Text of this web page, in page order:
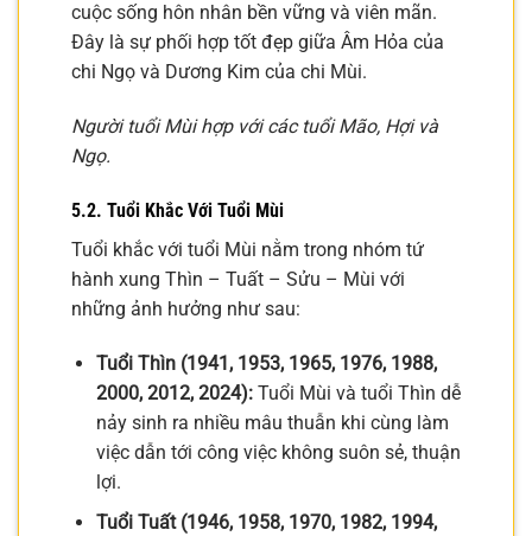
cuộc sống hôn nhân bền vững và viên mãn.
Đây là sự phối hợp tốt đẹp giữa Âm Hỏa của
chi Ngọ và Dương Kim của chi Mùi.
Người tuổi Mùi hợp với các tuổi Mão, Hợi và
Ngọ.
5.2. Tuổi Khắc Với Tuổi Mùi
Tuổi khắc với tuổi Mùi nằm trong nhóm tứ
hành xung Thìn – Tuất – Sửu – Mùi với
những ảnh hưởng như sau:
Tuổi Thìn (1941, 1953, 1965, 1976, 1988,
2000, 2012, 2024):Tuổi Mùi và tuổi Thìn dễ
nảy sinh ra nhiều mâu thuẫn khi cùng làm
việc dẫn tới công việc không suôn sẻ, thuận
lợi.
Tuổi Tuất (1946, 1958, 1970, 1982, 1994,